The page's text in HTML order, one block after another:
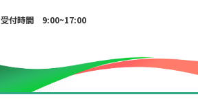
受付時間 9:00~17:00